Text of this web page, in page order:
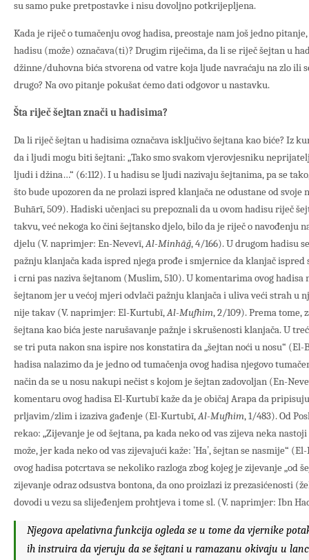
su samo puke pretpostavke i nisu dovoljno potkrijepljena.
Kada je riječ o tumačenju ovog hadisa, preostaje nam još jedno
hadisu (može) označava(ti)? Drugim riječima, da li se riječ šejtan u
džinne/duhovna bića stvorena od vatre koja ljude navraćaju na zlo ili
drugo? Na ovo pitanje pokušat ćemo dati odgovor u nastavku.
Šta riječ šejtan znači u hadisima?
Da li riječ šejtan u hadisima označava isključivo šejtana kao biće? Iz
da i ljudi mogu biti šejtani: „Tako smo svakom vjerovjesniku
ljudi i džina…“ (6:112). I u hadisu se ljudi nazivaju šejtanima, pa se
što bude upozoren da ne prolazi ispred klanjača ne odustane od svoje
Buhārī, 509). Hadiski učenjaci su prepoznali da u ovom hadisu riječ
takvu, već nekoga ko čini šejtansko djelo, bilo da je riječ o navođenju
djelu (V. naprimjer: En-Nevevī,Al-Minhāǧ, 4/166). U drugom hadisu
pažnju klanjača kada ispred njega prođe i smjernice da klanjač
i crni pas naziva šejtanom (Muslim, 510). U komentarima ovog hadisa
šejtanom jer u većoj mjeri odvlači pažnju klanjača i uliva veći strah u
nije takav (V. naprimjer: El-Kurtubī,Al-Mufhim, 2/109). Prema tome,
šejtana kao bića jeste narušavanje pažnje i skrušenosti klanjača. U
se tri puta nakon sna ispire nos konstatira da „šejtan noći u nosu“
hadisa nalazimo da je jedno od tumačenja ovog hadisa njegovo
način da se u nosu nakupi nečist s kojom je šejtan zadovoljan (En-
komentaru ovog hadisa El-Kurtubī kaže da je običaj Arapa da
prljavim/zlim i izaziva gađenje (El-Kurtubī,Al-Mufhim, 1/483). Od
rekao: „Zijevanje je od šejtana, pa kada neko od vas zijeva neka
može, jer kada neko od vas zijevajući kaže: ʻHaʼ, šejtan se nasmije“
ovog hadisa potcrtava se nekoliko razloga zbog kojeg je zijevanje „od
zijevanje odraz odsustva bontona, da ono proizlazi iz prezasićenosti
dovodi u vezu sa slijeđenjem prohtjeva i tome sl. (V. naprimjer: Ibn
Njegova apelativna funkcija ogleda se u tome da vjernike
ih instruira da vjeruju da se šejtani u ramazanu okivaju u